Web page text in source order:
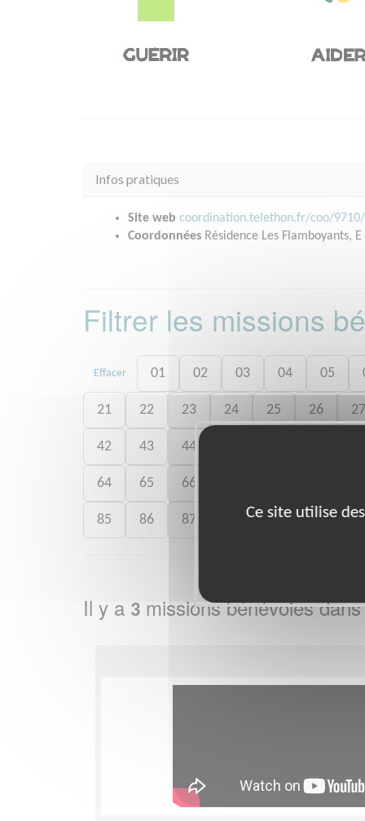
Infos pratiques
Site web coordination.telethon.fr/coo/
Coordonnées Résidence Les Flamboyants,
Filtrer les missions
Effacer 01 02 03 04 05
21 22 23 24 25 26 27
42 43 44
64 65 66
85 86 87 90 91 92
Il y a 3 missions bénévoles
Ce site utilise